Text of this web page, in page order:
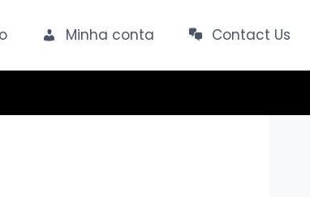
Minha conta Contact Us